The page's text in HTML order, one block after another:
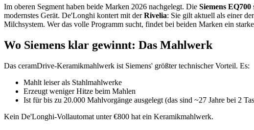
Im oberen Segment haben beide Marken 2026 nachgelegt. Die Siemens EQ700
modernstes Gerät. De'Longhi kontert mit derRivelia: Sie gilt aktuell als einer
Milchsystem. Wer das volle Programm sucht, findet bei beiden Marken ein
Wo Siemens klar gewinnt: Das Mahlwerk
Das ceramDrive-Keramikmahlwerk ist Siemens' größter technischer Vorteil. Es:
Mahlt leiser als Stahlmahlwerke
Erzeugt weniger Hitze beim Mahlen
Ist für bis zu 20.000 Mahlvorgänge ausgelegt (das sind ~27 Jahre bei 2
Kein De'Longhi-Vollautomat unter €800 hat ein Keramikmahlwerk.